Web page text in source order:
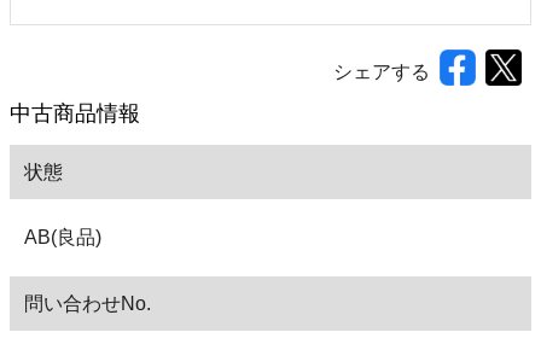
シェアする
中古商品情報
状態
AB(良品)
問い合わせNo.